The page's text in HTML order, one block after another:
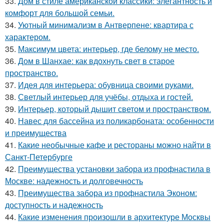
комфорт для большой семьи.
34. Уютный минимализм в Антверпене: квартира с
характером.
35. Максимум цвета: интерьер, где белому не место.
36. Дом в Шанхае: как вдохнуть свет в старое
пространство.
37. Идея для интерьера: обувница своими руками.
38. Светлый интерьер для учёбы, отдыха и гостей.
39. Интерьер, который дышит светом и пространством.
40. Навес для бассейна из поликарбоната: особенности
и преимущества
41. Какие необычные кафе и рестораны можно найти в
Санкт-Петербурге
42. Преимущества установки забора из профнастила в
Москве: надежность и долговечность
43. Преимущества забора из профнастила Эконом:
доступность и надежность
44. Какие изменения произошли в архитектуре Москвы